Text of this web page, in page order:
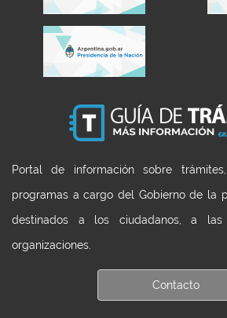
Portal de información sobre
programas a cargo del Gobierno de la
destinados a los ciudadanos, a
organizaciones.
Contacto